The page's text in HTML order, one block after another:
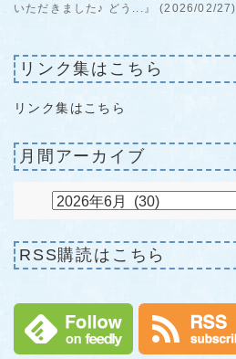
いただきました♪ どう...』 (2026/02/27)
リンク集はこちら
リンク集はこちら
月間アーカイブ
RSS購読はこちら